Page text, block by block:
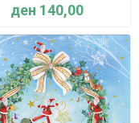
ден 140,00